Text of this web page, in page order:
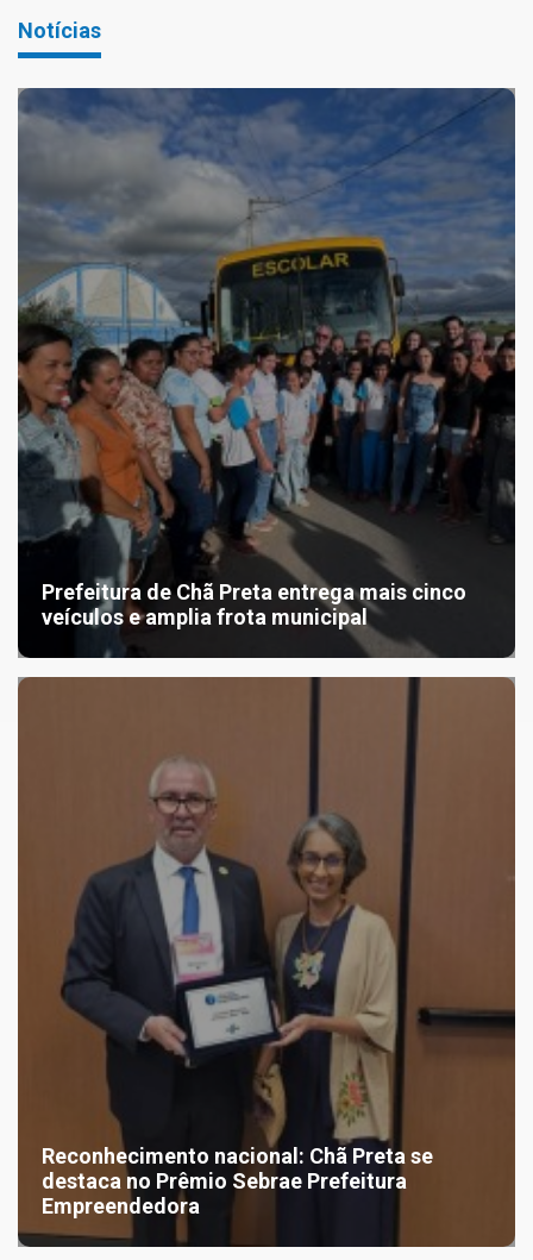
Notícias
Prefeitura de Chã Preta entrega mais cinco
veículos e amplia frota municipal
Reconhecimento nacional: Chã Preta se
destaca no Prêmio Sebrae Prefeitura
Empreendedora